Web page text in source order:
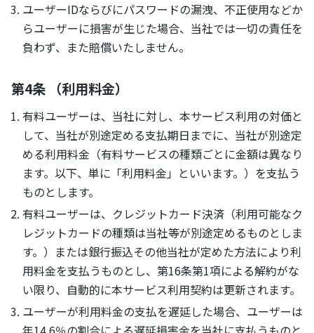
ユーザーIDならびにパスワードの漏洩、不正使用などか
らユーザーに損害が生じた場合、当社では一切の責任を
負わず、また賠償いたしません。
第4条 （利用料金）
有料ユーザーは、当社に対し、本サービス利用の対価と
して、当社が別途定める支払期日までに、当社が別途定
める利用料金（有料サービスの種類ごとに金額は異なり
ます。以下、単に「利用料金」といいます。）を支払う
ものとします。
有料ユーザーは、クレジットカード決済（利用可能なク
レジットカードの種類は当社等が別途定めるものとしま
す。）または銀行振込その他当社が定めた方法により利
用料金を支払うものとし、第16条第1項による解約がな
い限り、自動的に本サービス利用契約は更新されます。
ユーザーが利用料金の支払を遅延した場合、ユーザーは